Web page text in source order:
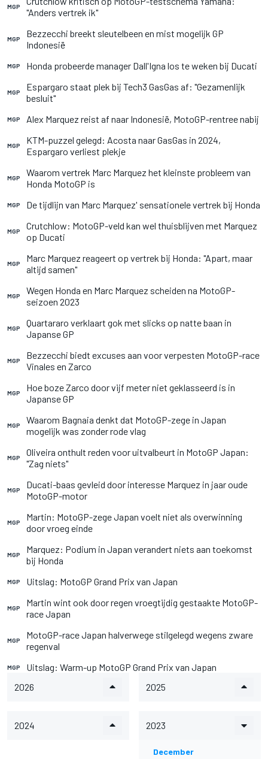
MGP
"Anders vertrek ik"
MGP
Bezzecchi breekt sleutelbeen en mist mogelijk GP
Indonesië
MGP Honda probeerde manager Dall'Igna los te weken bij Ducati
MGP
Espargaro staat plek bij Tech3 GasGas af: "Gezamenlijk
besluit"
MGP Alex Marquez reist af naar Indonesië, MotoGP-rentree nabij
MGP
KTM-puzzel gelegd: Acosta naar GasGas in 2024,
Espargaro verliest plekje
MGP
Waarom vertrek Marc Marquez het kleinste probleem van
Honda MotoGP is
MGP De tijdlijn van Marc Marquez' sensationele vertrek bij Honda
MGP
Crutchlow: MotoGP-veld kan wel thuisblijven met Marquez
op Ducati
MGP
Marc Marquez reageert op vertrek bij Honda: "Apart, maar
altijd samen"
MGP
Wegen Honda en Marc Marquez scheiden na MotoGP-
seizoen 2023
MGP
Quartararo verklaart gok met slicks op natte baan in
Japanse GP
MGP
Bezzecchi biedt excuses aan voor verpesten MotoGP-race
Vinales en Zarco
MGP
Hoe boze Zarco door vijf meter niet geklasseerd is in
Japanse GP
MGP
Waarom Bagnaia denkt dat MotoGP-zege in Japan
mogelijk was zonder rode vlag
MGP
Oliveira onthult reden voor uitvalbeurt in MotoGP Japan:
"Zag niets"
MGP
Ducati-baas gevleid door interesse Marquez in jaar oude
MotoGP-motor
MGP
Martin: MotoGP-zege Japan voelt niet als overwinning
door vroeg einde
MGP
Marquez: Podium in Japan verandert niets aan toekomst
bij Honda
MGP Uitslag: MotoGP Grand Prix van Japan
MGP
Martin wint ook door regen vroegtijdig gestaakte MotoGP-
race Japan
MGP
MotoGP-race Japan halverwege stilgelegd wegens zware
regenval
MGP
Uitslag: Warm-up MotoGP Grand Prix van Japan
2026
2025
2024 2023
December